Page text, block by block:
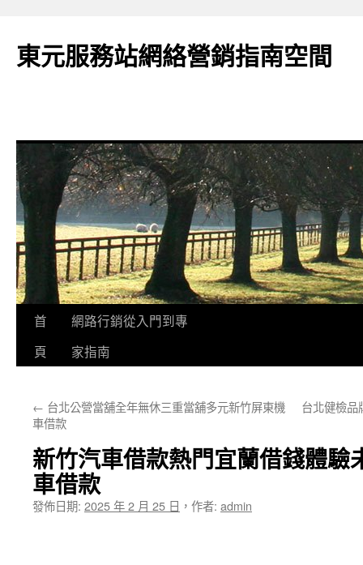
東元服務站網絡營銷指南空間
跳
要
容
首
頁
網路行銷從入門到專
家指南
← 台北公營當舖全年無休三重當舖多元新竹屏東機
車借款
台北健檢品
新竹汽車借款熱門宜蘭借錢體驗
車借款
發佈日期: 2025 年 2 月 25 日 ， 作者: admin